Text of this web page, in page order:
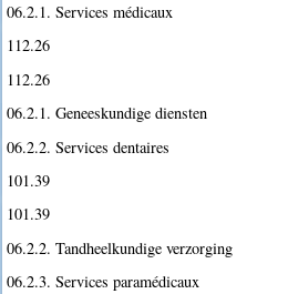
06.2.1. Services médicaux
112.26
112.26
06.2.1. Geneeskundige diensten
06.2.2. Services dentaires
101.39
101.39
06.2.2. Tandheelkundige verzorging
06.2.3. Services paramédicaux